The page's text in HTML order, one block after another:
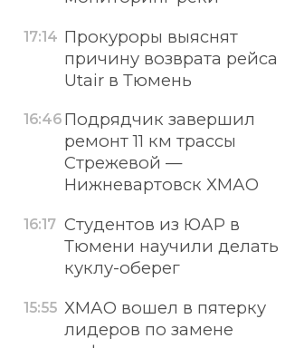
17:14 Прокуроры выяснят
причину возврата рейса
Utair в Тюмень
16:46 Подрядчик завершил
ремонт 11 км трассы
Стрежевой —
Нижневартовск ХМАО
16:17 Студентов из ЮАР в
Тюмени научили делать
куклу-оберег
15:55 ХМАО вошел в пятерку
лидеров по замене